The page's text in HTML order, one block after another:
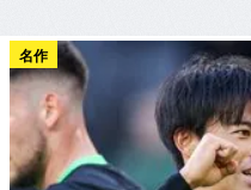
名作